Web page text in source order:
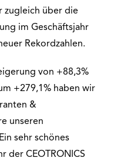
zugleich über die
im Geschäftsjahr
Rekordzahlen.
von +88,3%
+279,1% haben wir
&
unseren
sehr schönes
der CEOTRONICS